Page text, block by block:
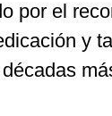
por el
y